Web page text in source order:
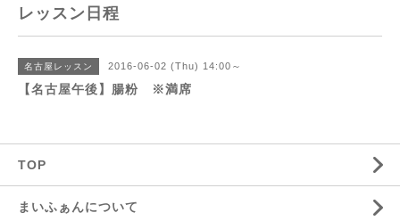
レッスン日程
名古屋レッスン 2016-06-02 (Thu) 14:00～
【名古屋午後】腸粉 ※満席
TOP
まいふぁんについて